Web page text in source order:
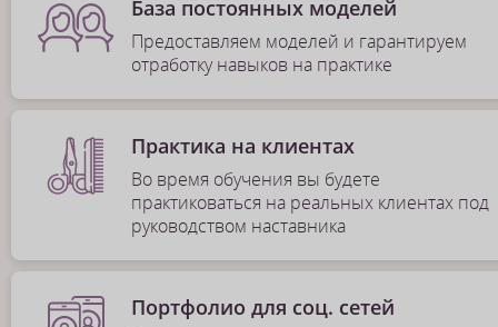
База постоянных моделей
Предоставляем моделей и гарантируем
отработку навыков на практике
Практика на клиентах
Во время обучения вы будете
практиковаться на реальных клиентах под
руководством наставника
Портфолио для соц. сетей